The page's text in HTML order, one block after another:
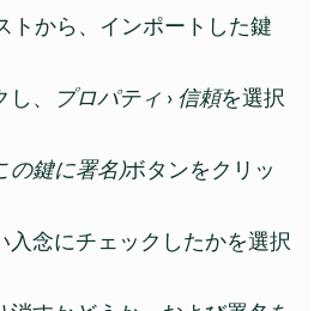
トから、インポートした鍵
、
プロパティ › 信頼を選択
の鍵に署名)ボタンをクリッ
入念にチェックしたかを選択